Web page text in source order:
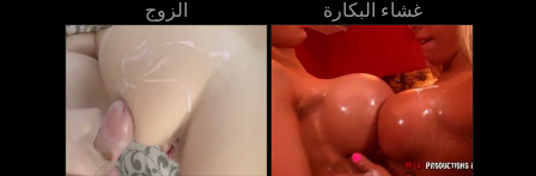
الزوج غشاء البكارة